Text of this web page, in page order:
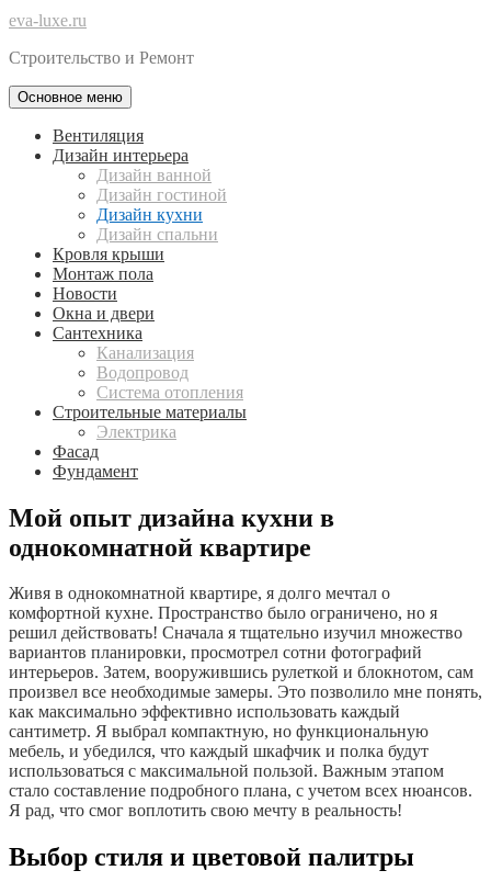
eva-luxe.ru
Строительство и Ремонт
Основное меню
Вентиляция
Дизайн интерьера
Дизайн ванной
Дизайн гостиной
Дизайн кухни
Дизайн спальни
Кровля крыши
Монтаж пола
Новости
Окна и двери
Сантехника
Канализация
Водопровод
Система отопления
Строительные материалы
Электрика
Фасад
Фундамент
Мой опыт дизайна кухни в
однокомнатной квартире
Живя в однокомнатной квартире, я долго мечтал о
комфортной кухне. Пространство было ограничено, но я
решил действовать! Сначала я тщательно изучил множество
вариантов планировки, просмотрел сотни фотографий
интерьеров. Затем, вооружившись рулеткой и блокнотом, сам
произвел все необходимые замеры. Это позволило мне понять,
как максимально эффективно использовать каждый
сантиметр. Я выбрал компактную, но функциональную
мебель, и убедился, что каждый шкафчик и полка будут
использоваться с максимальной пользой. Важным этапом
стало составление подробного плана, с учетом всех нюансов.
Я рад, что смог воплотить свою мечту в реальность!
Выбор стиля и цветовой палитры